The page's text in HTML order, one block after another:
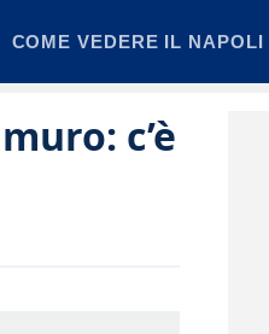
COME VEDERE IL NAPOLI
c’è